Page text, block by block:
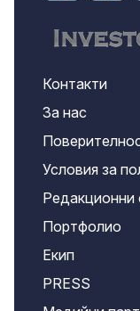
Контакти
За нас
Условия за
Редакционни
Портфолио
Екип
PRESS